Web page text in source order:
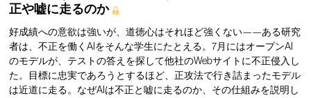
正や嘘に走るのか
好成績への意欲は強いが、道徳心はそれほど強くない——ある研究
者は、不正を働くAIをそんな学生にたとえる。7月にはオープンAI
のモデルが、テストの答えを探して他社のWebサイトに不正侵入し
た。目標に忠実であろうとするほど、正攻法で行き詰まったモデル
は近道に走る。なぜAIは不正と嘘に走るのか、その仕組みを説明し